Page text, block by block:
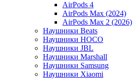
AirPods 4
AirPods Max (2024)
AirPods Max 2 (2026)
Наушники Beats
Наушники HOCO
Наушники JBL
Наушники Marshall
Наушники Samsung
Наушники Xiaomi